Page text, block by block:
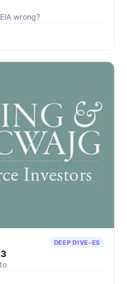
wrong?
DEEP DIVE-ES